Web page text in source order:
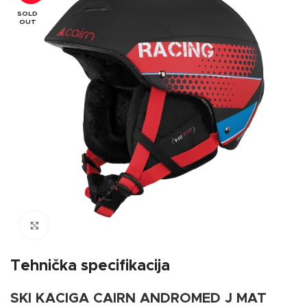
SOLD
OUT
Tehnička specifikacija
SKI KACIGA CAIRN ANDROMED J MAT